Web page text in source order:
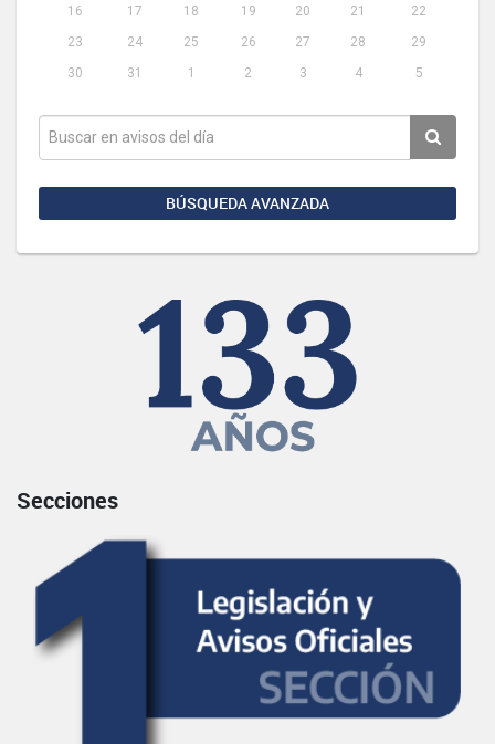
16
17 18 19 20 21
22
23
24 25 26 27 28
29
30
31 1 2 3 4 5
BÚSQUEDA AVANZADA
Secciones